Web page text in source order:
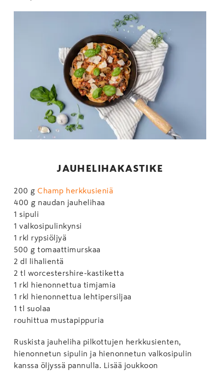
JAUHELIHAKASTIKE
200 g Champ herkkusieniä
400 g naudan jauhelihaa
1 sipuli
1 valkosipulinkynsi
1 rkl rypsiöljyä
500 g tomaattimurskaa
2 dl lihalientä
2 tl worcestershire-kastiketta
1 rkl hienonnettua timjamia
1 rkl hienonnettua lehtipersiljaa
1 tl suolaa
rouhittua mustapippuria
Ruskista jauheliha pilkottujen herkkusienten,
hienonnetun sipulin ja hienonnetun valkosipulin
kanssa öljyssä pannulla. Lisää joukkoon